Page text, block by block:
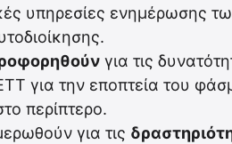
υπηρεσίες ενημέρωσης
για τις
για την εποπτεία του
περίπτερο.
για τις